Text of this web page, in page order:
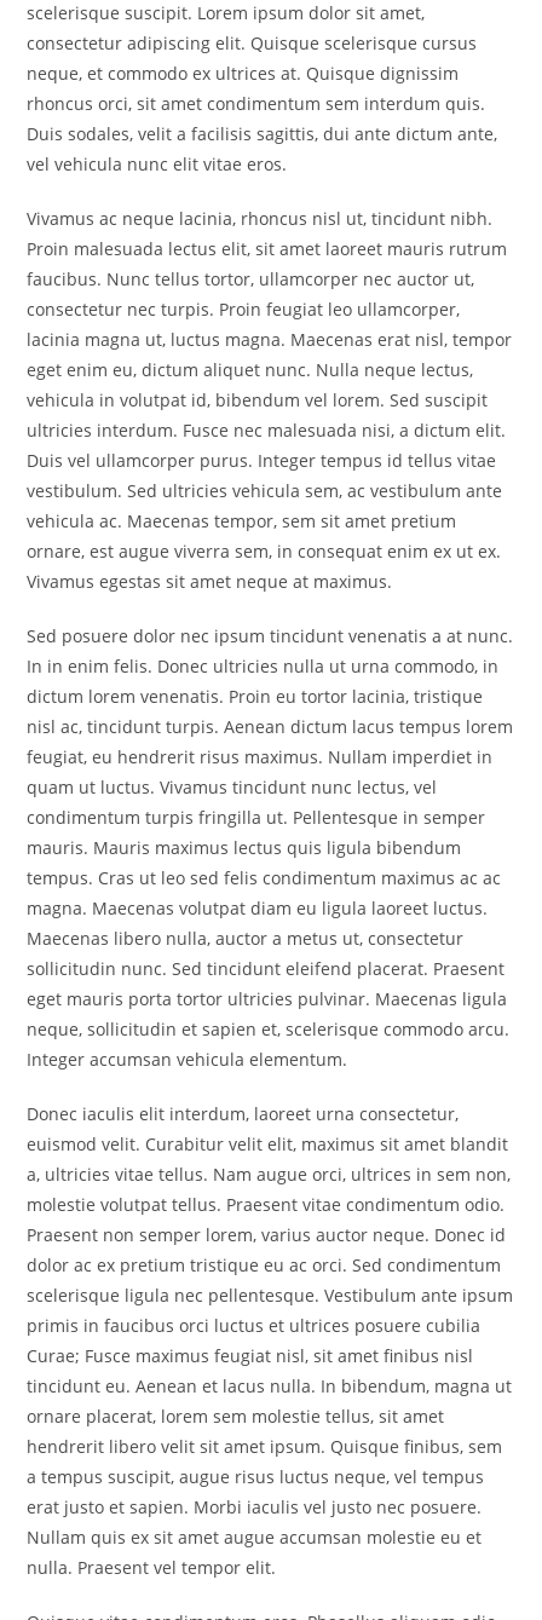
scelerisque suscipit. Lorem ipsum dolor sit amet,
consectetur adipiscing elit. Quisque scelerisque cursus
neque, et commodo ex ultrices at. Quisque dignissim
rhoncus orci, sit amet condimentum sem interdum quis.
Duis sodales, velit a facilisis sagittis, dui ante dictum ante,
vel vehicula nunc elit vitae eros.
Vivamus ac neque lacinia, rhoncus nisl ut, tincidunt nibh.
Proin malesuada lectus elit, sit amet laoreet mauris rutrum
faucibus. Nunc tellus tortor, ullamcorper nec auctor ut,
consectetur nec turpis. Proin feugiat leo ullamcorper,
lacinia magna ut, luctus magna. Maecenas erat nisl, tempor
eget enim eu, dictum aliquet nunc. Nulla neque lectus,
vehicula in volutpat id, bibendum vel lorem. Sed suscipit
ultricies interdum. Fusce nec malesuada nisi, a dictum elit.
Duis vel ullamcorper purus. Integer tempus id tellus vitae
vestibulum. Sed ultricies vehicula sem, ac vestibulum ante
vehicula ac. Maecenas tempor, sem sit amet pretium
ornare, est augue viverra sem, in consequat enim ex ut ex.
Vivamus egestas sit amet neque at maximus.
Sed posuere dolor nec ipsum tincidunt venenatis a at nunc.
In in enim felis. Donec ultricies nulla ut urna commodo, in
dictum lorem venenatis. Proin eu tortor lacinia, tristique
nisl ac, tincidunt turpis. Aenean dictum lacus tempus lorem
feugiat, eu hendrerit risus maximus. Nullam imperdiet in
quam ut luctus. Vivamus tincidunt nunc lectus, vel
condimentum turpis fringilla ut. Pellentesque in semper
mauris. Mauris maximus lectus quis ligula bibendum
tempus. Cras ut leo sed felis condimentum maximus ac ac
magna. Maecenas volutpat diam eu ligula laoreet luctus.
Maecenas libero nulla, auctor a metus ut, consectetur
sollicitudin nunc. Sed tincidunt eleifend placerat. Praesent
eget mauris porta tortor ultricies pulvinar. Maecenas ligula
neque, sollicitudin et sapien et, scelerisque commodo arcu.
Integer accumsan vehicula elementum.
Donec iaculis elit interdum, laoreet urna consectetur,
euismod velit. Curabitur velit elit, maximus sit amet blandit
a, ultricies vitae tellus. Nam augue orci, ultrices in sem non,
molestie volutpat tellus. Praesent vitae condimentum odio.
Praesent non semper lorem, varius auctor neque. Donec id
dolor ac ex pretium tristique eu ac orci. Sed condimentum
scelerisque ligula nec pellentesque. Vestibulum ante ipsum
primis in faucibus orci luctus et ultrices posuere cubilia
Curae; Fusce maximus feugiat nisl, sit amet finibus nisl
tincidunt eu. Aenean et lacus nulla. In bibendum, magna ut
ornare placerat, lorem sem molestie tellus, sit amet
hendrerit libero velit sit amet ipsum. Quisque finibus, sem
a tempus suscipit, augue risus luctus neque, vel tempus
erat justo et sapien. Morbi iaculis vel justo nec posuere.
Nullam quis ex sit amet augue accumsan molestie eu et
nulla. Praesent vel tempor elit.